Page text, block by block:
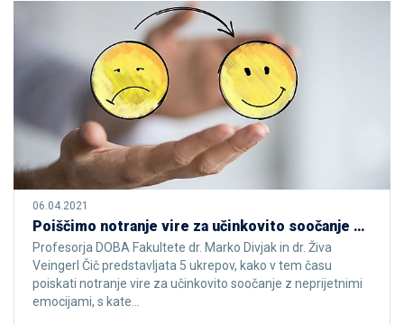
06.04.2021
Poiščimo notranje vire za učinkovito soočanje z neprijetnimi emocijami
Profesorja DOBA Fakultete dr. Marko Divjak in dr. Živa
Veingerl Čič predstavljata 5 ukrepov, kako v tem času
poiskati notranje vire za učinkovito soočanje z neprijetnimi
emocijami, s kate...